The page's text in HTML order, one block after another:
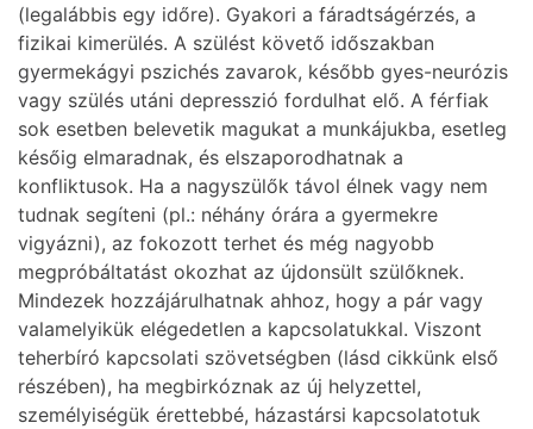
(legalábbis egy időre). Gyakori a fáradtságérzés, a
fizikai kimerülés. A szülést követő időszakban
gyermekágyi pszichés zavarok, később gyes-neurózis
vagy szülés utáni depresszió fordulhat elő. A férfiak
sok esetben belevetik magukat a munkájukba, esetleg
későig elmaradnak, és elszaporodhatnak a
konfliktusok. Ha a nagyszülők távol élnek vagy nem
tudnak segíteni (pl.: néhány órára a gyermekre
vigyázni), az fokozott terhet és még nagyobb
megpróbáltatást okozhat az újdonsült szülőknek.
Mindezek hozzájárulhatnak ahhoz, hogy a pár vagy
valamelyikük elégedetlen a kapcsolatukkal. Viszont
teherbíró kapcsolati szövetségben (lásd cikkünk első
részében), ha megbirkóznak az új helyzettel,
személyiségük érettebbé, házastársi kapcsolatotuk